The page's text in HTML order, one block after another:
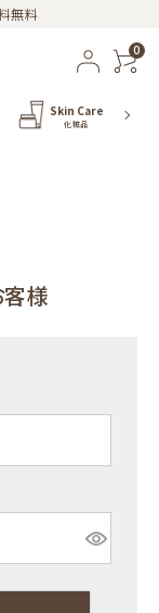
無料
0
Skin Care
化粧品
様